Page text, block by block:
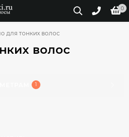
0
для тонких волос
волос
1